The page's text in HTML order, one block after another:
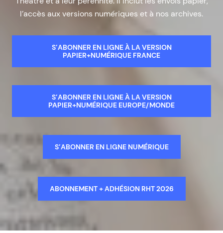
l’accès aux versions numériques et à nos archives.
S’ABONNER EN LIGNE À LA VERSION
PAPIER+NUMÉRIQUE FRANCE
S’ABONNER EN LIGNE À LA VERSION
PAPIER+NUMÉRIQUE EUROPE/MONDE
S’ABONNER EN LIGNE NUMÉRIQUE
ABONNEMENT + ADHÉSION RHT 2026